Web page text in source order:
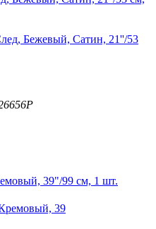
39"/99 см, 1 шт.